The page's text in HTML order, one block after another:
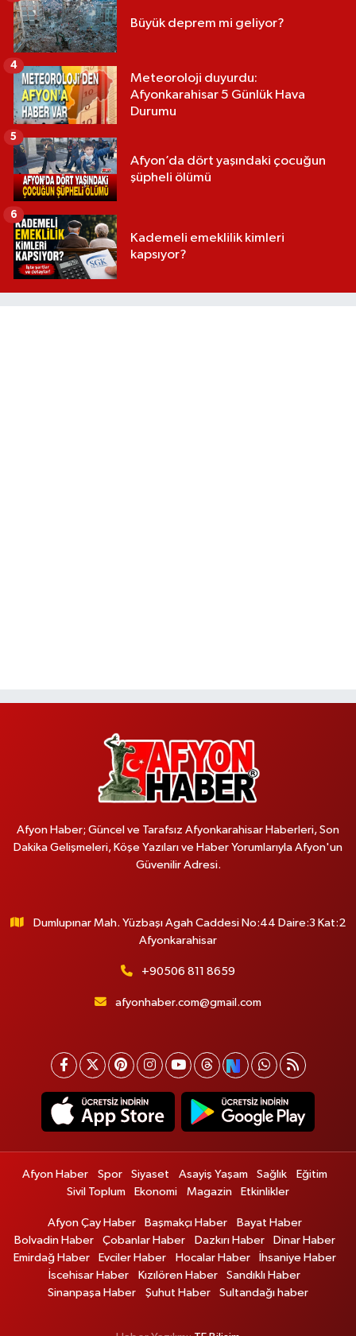
Büyük deprem mi geliyor?
Meteoroloji duyurdu:
Afyonkarahisar 5 Günlük Hava
Durumu
4
Afyon’da dört yaşındaki çocuğun
şüpheli ölümü
5
Kademeli emeklilik kimleri
kapsıyor?
6
Afyon Haber; Güncel ve Tarafsız Afyonkarahisar Haberleri, Son
Dakika Gelişmeleri, Köşe Yazıları ve Haber Yorumlarıyla Afyon'un
Güvenilir Adresi.
Dumlupınar Mah. Yüzbaşı Agah Caddesi No:44 Daire:3 Kat:2
Afyonkarahisar
+90506 811 8659
afyonhaber.com@gmail.com
Afyon Haber Spor Siyaset Asayiş Yaşam Sağlık
Eğitim
Sivil Toplum
Ekonomi Magazin Etkinlikler
Afyon Çay Haber Başmakçı Haber
Bayat Haber
Bolvadin Haber
Çobanlar Haber Dazkırı Haber
Dinar Haber
Emirdağ Haber
Evciler Haber Hocalar Haber
İhsaniye Haber
İscehisar Haber
Kızılören Haber
Sandıklı Haber
Sinanpaşa Haber
Şuhut Haber Sultandağı haber